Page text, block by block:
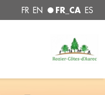
FR EN FR_CA ES